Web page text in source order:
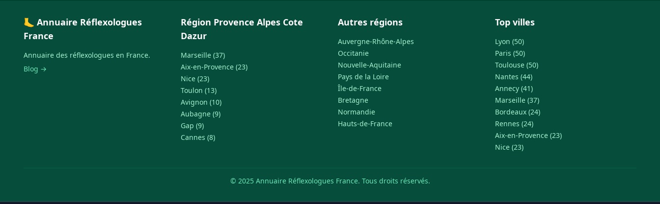
🦶 Annuaire Réflexologues
France
Annuaire des réflexologues en France.
Blog →
Région Provence Alpes Cote
Dazur
Marseille (37)
Aix-en-Provence (23)
Nice (23)
Toulon (13)
Avignon (10)
Aubagne (9)
Gap (9)
Cannes (8)
Autres régions
Auvergne-Rhône-Alpes
Occitanie
Nouvelle-Aquitaine
Pays de la Loire
Île-de-France
Bretagne
Normandie
Hauts-de-France
Top villes
Lyon (50)
Paris (50)
Toulouse (50)
Nantes (44)
Annecy (41)
Marseille (37)
Bordeaux (24)
Rennes (24)
Aix-en-Provence (23)
Nice (23)
© 2025 Annuaire Réflexologues France. Tous droits réservés.